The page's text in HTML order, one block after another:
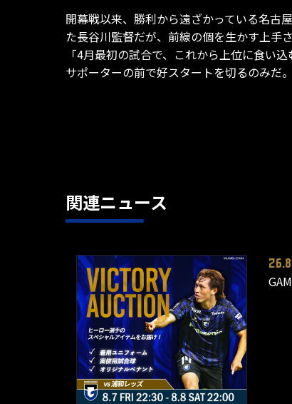
開幕戦以来、勝利から遠ざかっている名古
た長谷川監督だが、前線の個を生かす上手
「4月最初の試合で、これから上位に食い
サポーターの前で好スタートを切るのみだ。
関連ニュース